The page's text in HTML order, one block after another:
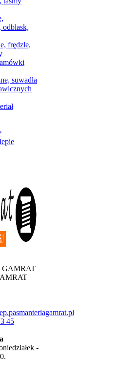
odblask,
frędzle,
suwadła
GAMRAT
45
-